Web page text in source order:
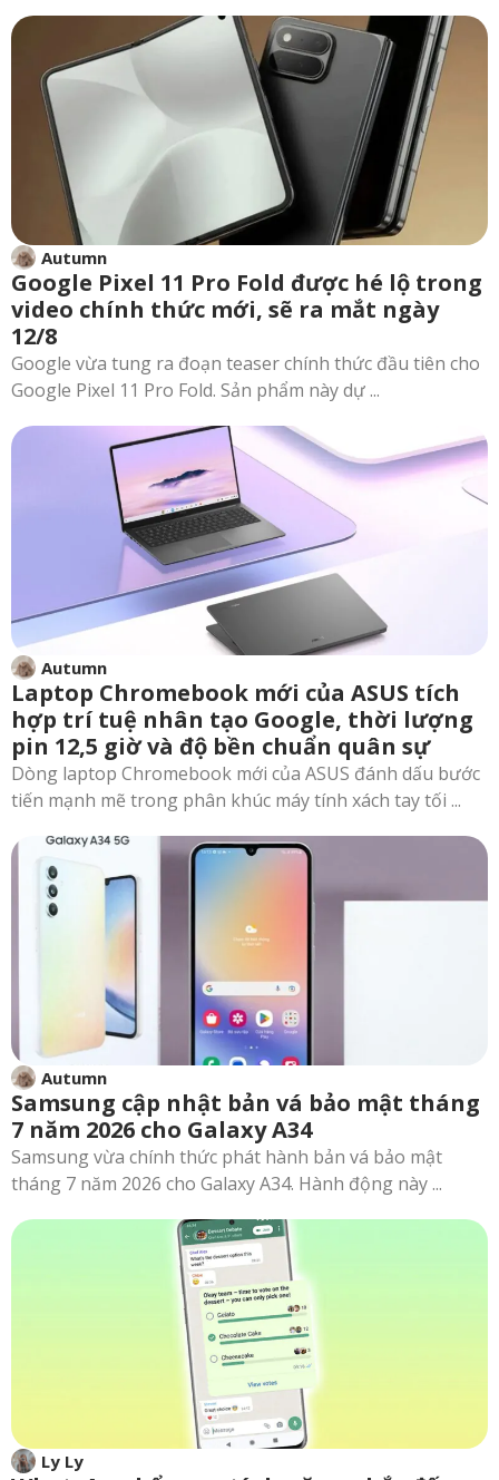
Autumn
Google Pixel 11 Pro Fold được hé lộ trong
video chính thức mới, sẽ ra mắt ngày
12/8
Google vừa tung ra đoạn teaser chính thức đầu tiên cho
Google Pixel 11 Pro Fold. Sản phẩm này dự ...
Autumn
Laptop Chromebook mới của ASUS tích
hợp trí tuệ nhân tạo Google, thời lượng
pin 12,5 giờ và độ bền chuẩn quân sự
Dòng laptop Chromebook mới của ASUS đánh dấu bước
tiến mạnh mẽ trong phân khúc máy tính xách tay tối ...
Autumn
Samsung cập nhật bản vá bảo mật tháng
7 năm 2026 cho Galaxy A34
Samsung vừa chính thức phát hành bản vá bảo mật
tháng 7 năm 2026 cho Galaxy A34. Hành động này ...
Ly Ly